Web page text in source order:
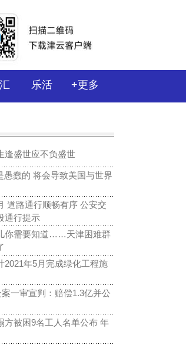
乐活 +更多
逢盛世应不负盛世
愚蠢的 将会导致美国与世界
道路通行顺畅有序 公安交
通行提示
你需要知道……天津困难群
2021年5月完成绿化工程施
案一审宣判：赔偿1.3亿并公
方被困9名工人名单公布 年